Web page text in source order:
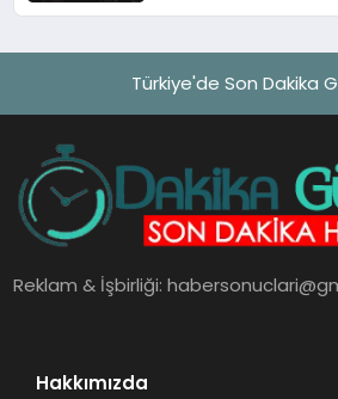
Türkiye'de Son Dakika
Reklam & İşbirliği:
Hakkımızda